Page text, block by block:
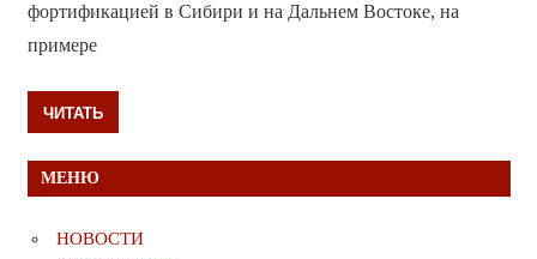
фортификацией в Сибири и на Дальнем Востоке, на
примере
ЧИТАТЬ
МЕНЮ
НОВОСТИ